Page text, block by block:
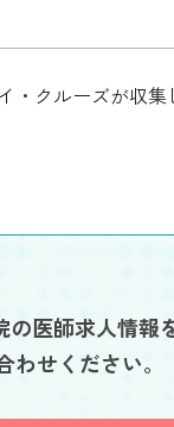
クルーズが収
の医師求人情報
せください。